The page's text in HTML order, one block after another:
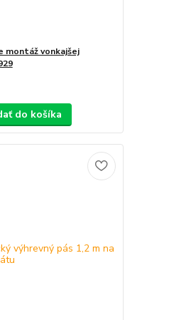
montáž vonkajšej
do košíka